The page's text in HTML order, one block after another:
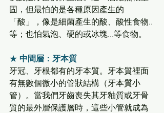
固，但最怕的是各種原因產生的
「酸」，像是細菌產生的酸、酸性食物..
等；也怕氣泡、硬的或冰塊...等食物。
★ 中間層：牙本質
牙冠、牙根都有的牙本質。牙本質裡面
有無數個微小的管狀結構（牙本質小
管）。當我們牙齒喪失其牙釉質或牙骨
質的最外層保護層時，這些小管就成為